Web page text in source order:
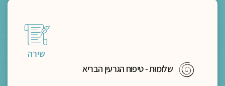
שירה
שלומוּת - טיפוח הגרעין הבריא